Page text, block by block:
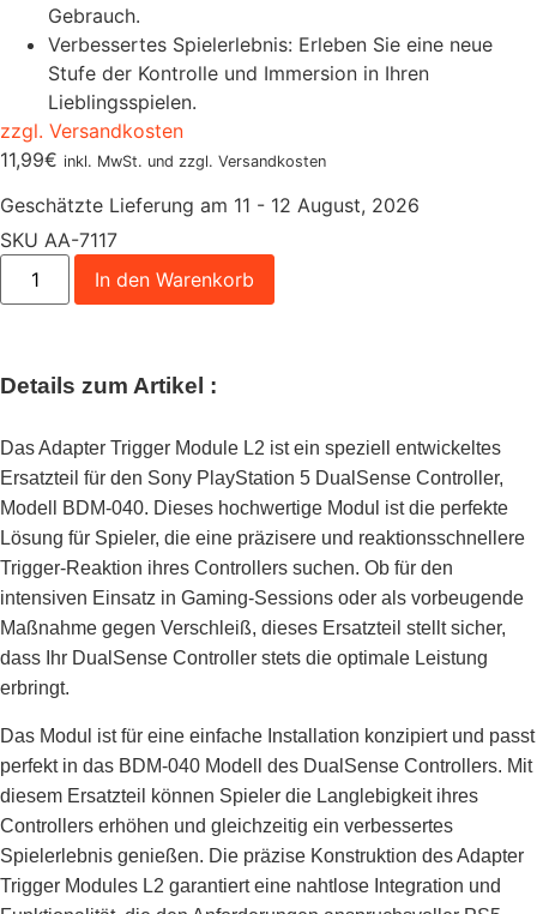
Gebrauch.
Verbessertes Spielerlebnis: Erleben Sie eine neue
Stufe der Kontrolle und Immersion in Ihren
Lieblingsspielen.
zzgl. Versandkosten
11,99€ inkl. MwSt. und zzgl. Versandkosten
Geschätzte Lieferung am 11 - 12 August, 2026
SKU AA-7117
In den Warenkorb
Details zum Artikel :
Das Adapter Trigger Module L2 ist ein speziell entwickeltes
Ersatzteil für den Sony PlayStation 5 DualSense Controller,
Modell BDM-040. Dieses hochwertige Modul ist die perfekte
Lösung für Spieler, die eine präzisere und reaktionsschnellere
Trigger-Reaktion ihres Controllers suchen. Ob für den
intensiven Einsatz in Gaming-Sessions oder als vorbeugende
Maßnahme gegen Verschleiß, dieses Ersatzteil stellt sicher,
dass Ihr DualSense Controller stets die optimale Leistung
erbringt.
Das Modul ist für eine einfache Installation konzipiert und passt
perfekt in das BDM-040 Modell des DualSense Controllers. Mit
diesem Ersatzteil können Spieler die Langlebigkeit ihres
Controllers erhöhen und gleichzeitig ein verbessertes
Spielerlebnis genießen. Die präzise Konstruktion des Adapter
Trigger Modules L2 garantiert eine nahtlose Integration und